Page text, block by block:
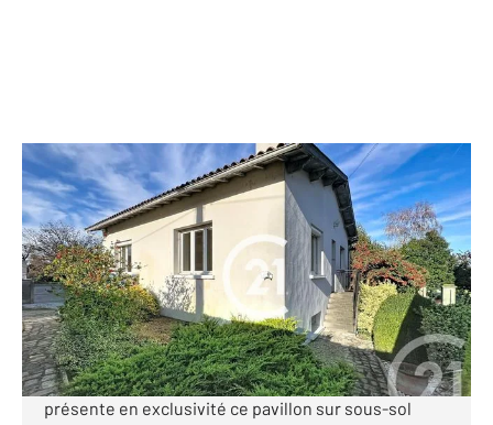
COGNAC 16
106 m2, 4 pièces
Ref : 2773
Maison à vendre
138 900 €
Visiter le site dédié
Votre agence Century 21 Xso Immobilier vous
présente en exclusivité ce pavillon sur sous-sol